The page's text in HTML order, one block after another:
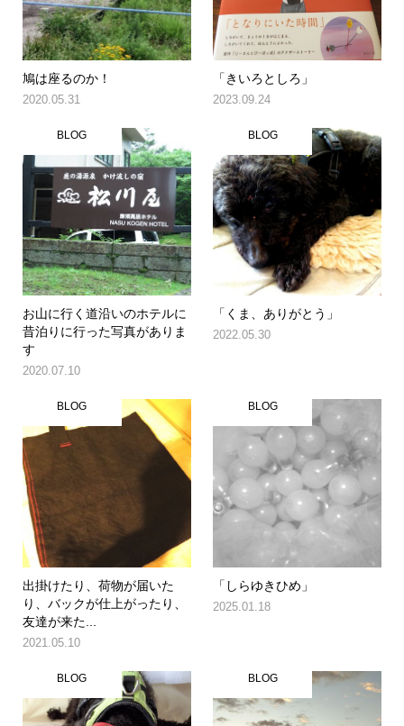
鳩は座るのか！
2020.05.31
「きいろとしろ」
2023.09.24
BLOG
お山に行く道沿いのホテルに
昔泊りに行った写真がありま
す
2020.07.10
BLOG
「くま、ありがとう」
2022.05.30
BLOG
出掛けたり、荷物が届いた
り、バックが仕上がったり、
友達が来た...
2021.05.10
BLOG
「しらゆきひめ」
2025.01.18
BLOG BLOG